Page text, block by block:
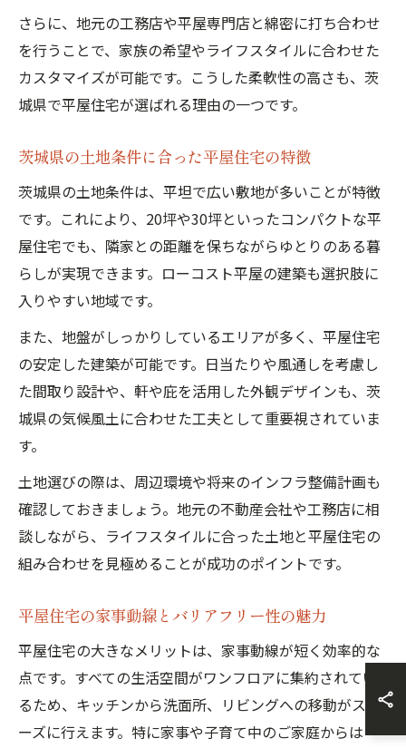
さらに、地元の工務店や平屋専門店と綿密に打ち合わせ
を行うことで、家族の希望やライフスタイルに合わせた
カスタマイズが可能です。こうした柔軟性の高さも、茨
城県で平屋住宅が選ばれる理由の一つです。
茨城県の土地条件に合った平屋住宅の特徴
茨城県の土地条件は、平坦で広い敷地が多いことが特徴
です。これにより、20坪や30坪といったコンパクトな平
屋住宅でも、隣家との距離を保ちながらゆとりのある暮
らしが実現できます。ローコスト平屋の建築も選択肢に
入りやすい地域です。
また、地盤がしっかりしているエリアが多く、平屋住宅
の安定した建築が可能です。日当たりや風通しを考慮し
た間取り設計や、軒や庇を活用した外観デザインも、茨
城県の気候風土に合わせた工夫として重要視されていま
す。
土地選びの際は、周辺環境や将来のインフラ整備計画も
確認しておきましょう。地元の不動産会社や工務店に相
談しながら、ライフスタイルに合った土地と平屋住宅の
組み合わせを見極めることが成功のポイントです。
平屋住宅の家事動線とバリアフリー性の魅力
平屋住宅の大きなメリットは、家事動線が短く効率的な
点です。すべての生活空間がワンフロアに集約されてい
るため、キッチンから洗面所、リビングへの移動がスム
ーズに行えます。特に家事や子育て中のご家庭からは